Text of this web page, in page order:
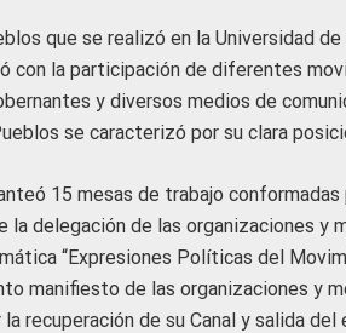
que se realizó en la Universidad
con la participación de diferentes
y diversos medios de
se caracterizó por su clara
15 mesas de trabajo
la delegación de las organizaciones y
“Expresiones Políticas del
manifiesto de las organizaciones y
recuperación de su Canal y salida